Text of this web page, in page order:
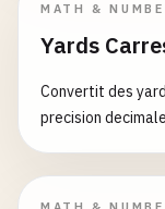
MATH &
Yards
Convertit des
precision